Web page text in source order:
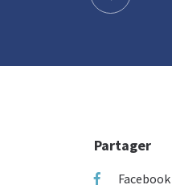
Partager
Facebook